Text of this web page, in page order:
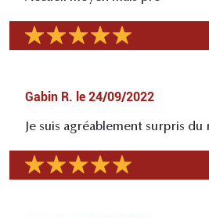
Gabin R. le 24/09/2022
Je suis agréablement surpris du